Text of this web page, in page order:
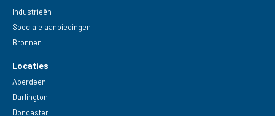
Industrieën
Speciale aanbiedingen
Bronnen
Locaties
Aberdeen
Darlington
Doncaster